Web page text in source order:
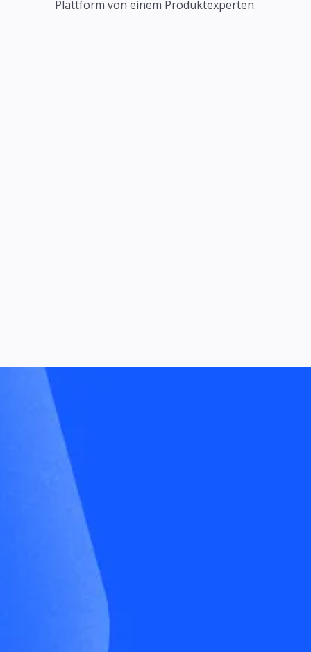
Plattform von einem Produktexperten.